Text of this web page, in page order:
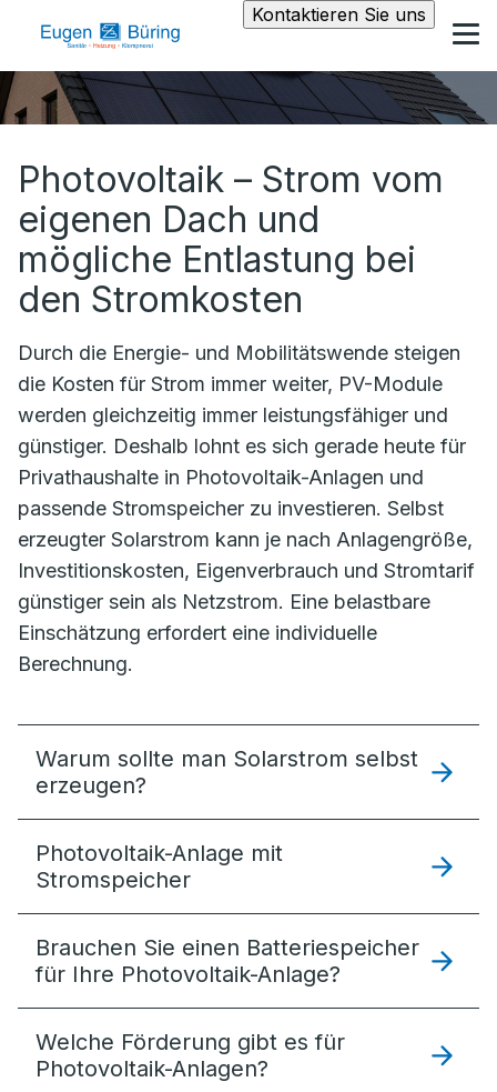
Kontaktieren Sie uns
Photovoltaik – Strom vom
eigenen Dach und
mögliche Entlastung bei
den Stromkosten
Durch die Energie- und Mobilitätswende steigen
die Kosten für Strom immer weiter, PV-Module
werden gleichzeitig immer leistungsfähiger und
günstiger. Deshalb lohnt es sich gerade heute für
Privathaushalte in Photovoltaik-Anlagen und
passende Stromspeicher zu investieren. Selbst
erzeugter Solarstrom kann je nach Anlagengröße,
Investitionskosten, Eigenverbrauch und Stromtarif
günstiger sein als Netzstrom. Eine belastbare
Einschätzung erfordert eine individuelle
Berechnung.
Warum sollte man Solarstrom selbst
erzeugen?
Photovoltaik-Anlage mit
Stromspeicher
Brauchen Sie einen Batteriespeicher
für Ihre Photovoltaik-Anlage?
Welche Förderung gibt es für
Photovoltaik-Anlagen?